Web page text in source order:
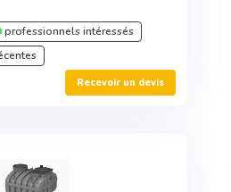
professionnels intéressés
Recevoir un devis